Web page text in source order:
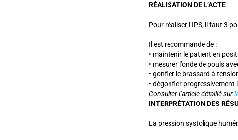
RÉALISATION DE L’ACTE
Pour réaliser l’IPS, il faut 3
Il est recommandé de :
• maintenir le patient en
• mesurer l’onde de pouls
• gonfler le brassard à
• dégonfler
Consulter l’article détaillé sur
INTERPRÉTATION DES
La pression systolique